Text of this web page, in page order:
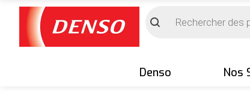
de
produits
Denso Nos